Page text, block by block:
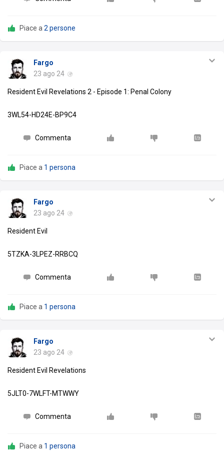
Piace a 2 persone
Fargo
23 ago 24
Resident Evil Revelations 2 - Episode 1: Penal Colony
3WL54-HD24E-BP9C4
Commenta
Piace a 1 persona
Fargo
23 ago 24
Resident Evil
5TZKA-3LPEZ-RRBCQ
Commenta
Piace a 1 persona
Fargo
23 ago 24
Resident Evil Revelations
5JLT0-7WLFT-MTWWY
Commenta
Piace a 1 persona